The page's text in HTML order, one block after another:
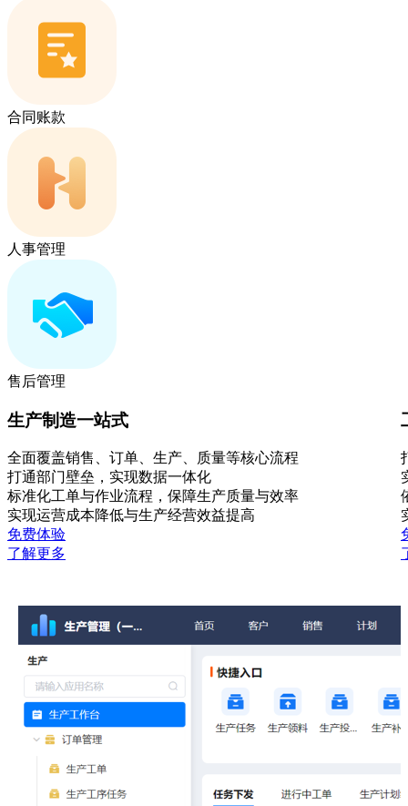
合同账款
人事管理
售后管理
生产制造一站式
全面覆盖销售、订单、生产、质量等核心流程
打通部门壁垒，实现数据一体化
标准化工单与作业流程，保障生产质量与效率
实现运营成本降低与生产经营效益提高
免费体验
了解更多